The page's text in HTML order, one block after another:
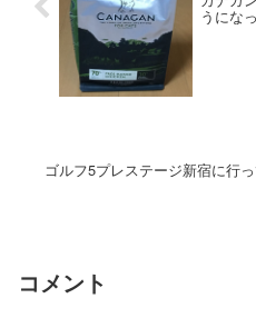
うにな
ゴルフ5プレステージ新宿に行
コメント